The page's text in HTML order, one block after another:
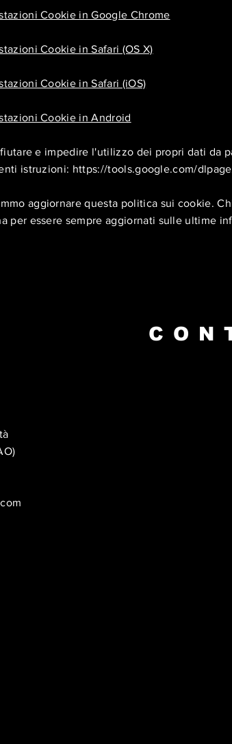
Cookie in Google Chrome
Cookie in Safari (OS X)
Cookie in Safari (iOS)
Cookie in Android
e impedire l'utilizzo dei propri dati da
istruzioni: https://tools.google.com/
aggiornare questa politica sui cookie.
per essere sempre aggiornati sulle ultime